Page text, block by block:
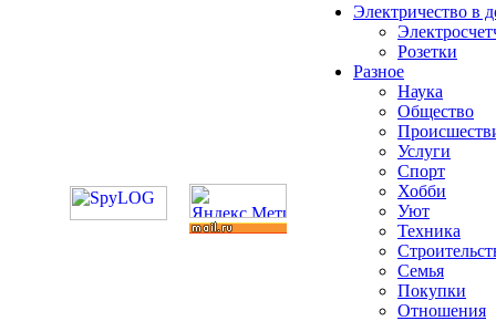
Электричество в
Розетки
Разное
Наука
Общество
Услуги
Спорт
Хобби
Уют
Техника
Семья
Покупки
Отношения